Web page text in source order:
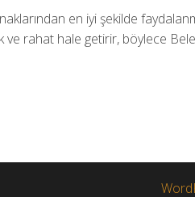
en iyi şekilde
rahat hale getirir, böylece